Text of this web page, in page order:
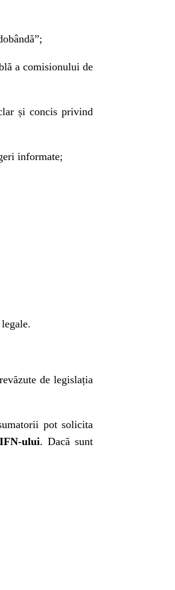
a comisionului de
și concisprivind
informate;
de legislația
pot solicita
ului. Dacă sunt